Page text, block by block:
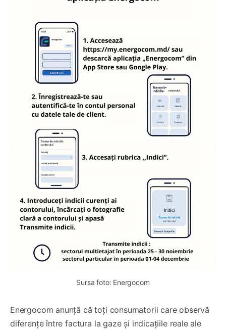
Sursa foto: Energocom
Energocom anunță că toți consumatorii care observă
diferențe între factura la gaze și indicațiile reale ale